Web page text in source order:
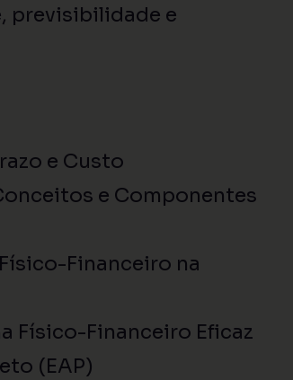
previsibilidade e
e Custo
e Componentes
Financeiro na
Físico-Financeiro Eficaz
(EAP)